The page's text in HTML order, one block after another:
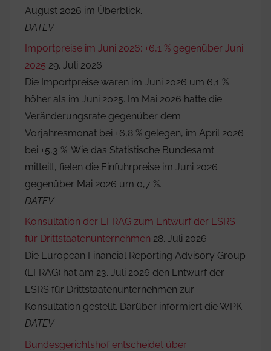
August 2026 im Überblick.
DATEV
Importpreise im Juni 2026: +6,1 % gegenüber Juni
2025 29. Juli 2026
Die Importpreise waren im Juni 2026 um 6,1 %
höher als im Juni 2025. Im Mai 2026 hatte die
Veränderungsrate gegenüber dem
Vorjahresmonat bei +6,8 % gelegen, im April 2026
bei +5,3 %. Wie das Statistische Bundesamt
mitteilt, fielen die Einfuhrpreise im Juni 2026
gegenüber Mai 2026 um 0,7 %.
DATEV
Konsultation der EFRAG zum Entwurf der ESRS
für Drittstaatenunternehmen 28. Juli 2026
Die European Financial Reporting Advisory Group
(EFRAG) hat am 23. Juli 2026 den Entwurf der
ESRS für Drittstaatenunternehmen zur
Konsultation gestellt. Darüber informiert die WPK.
DATEV
Bundesgerichtshof entscheidet über